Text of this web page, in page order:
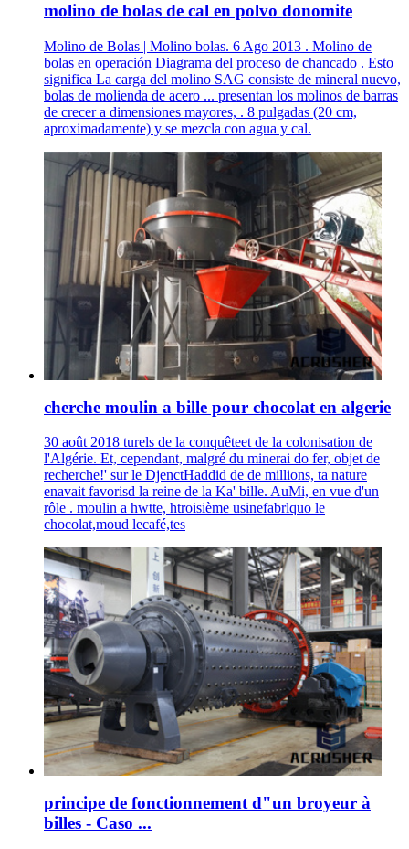
molino de bolas de cal en polvo donomite
Molino de Bolas | Molino bolas. 6 Ago 2013 . Molino de
bolas en operación Diagrama del proceso de chancado . Esto
significa La carga del molino SAG consiste de mineral nuevo,
bolas de molienda de acero ... presentan los molinos de barras
de crecer a dimensiones mayores, . 8 pulgadas (20 cm,
aproximadamente) y se mezcla con agua y cal.
cherche moulin a bille pour chocolat en algerie
30 août 2018 turels de la conquêteet de la colonisation de
l'Algérie. Et, cependant, malgré du minerai do fer, objet de
recherche!' sur le DjenctHaddid de de millions, ta nature
enavait favorisd la reine de la Ka' bille. AuMi, en vue d'un
rôle . moulin a hwtte, htroisième usinefabrlquo le
chocolat,moud lecafé,tes
principe de fonctionnement d"un broyeur à
billes - Caso ...